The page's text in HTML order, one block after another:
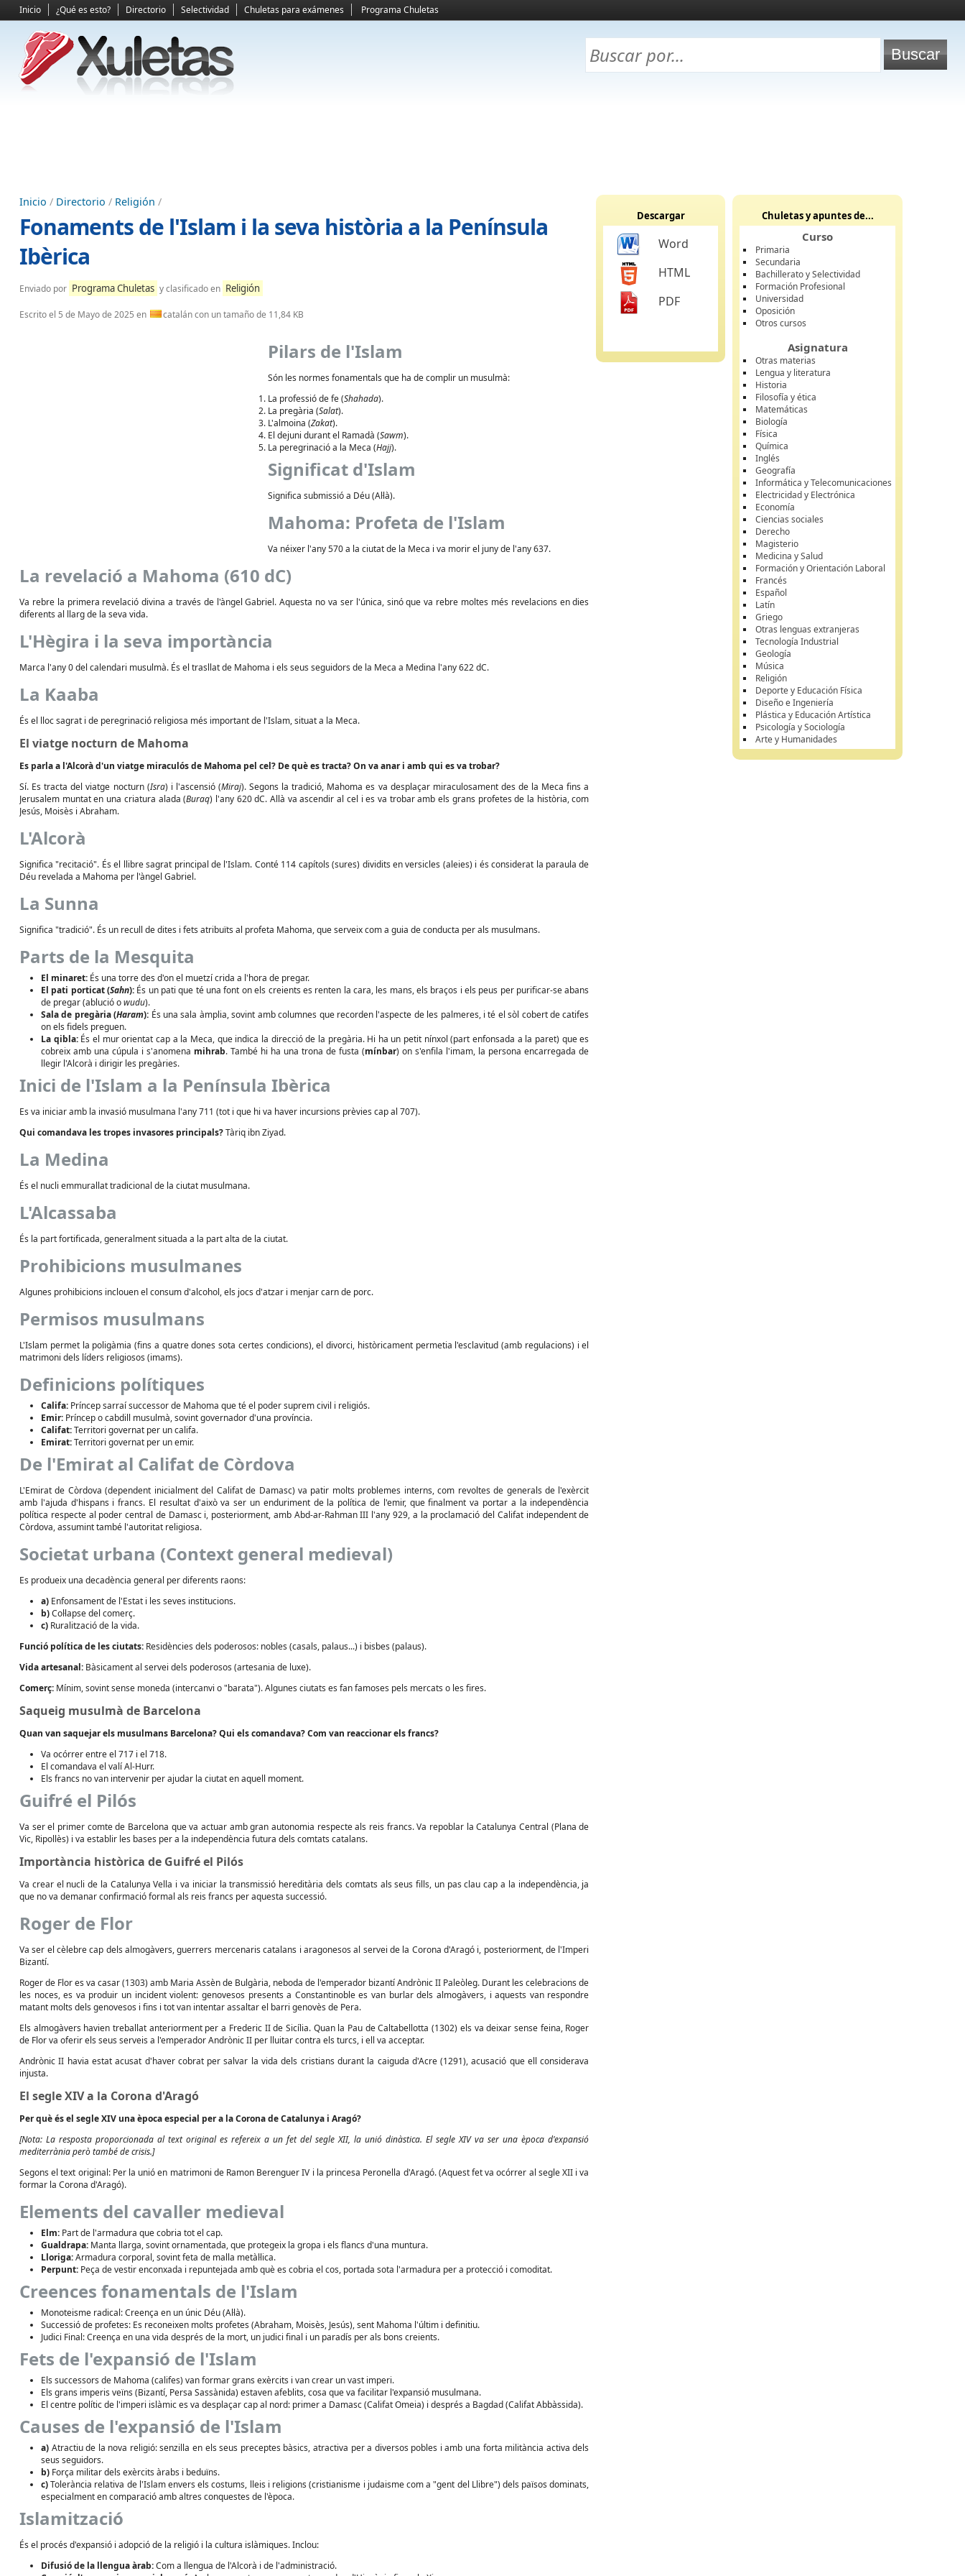
Inicio ¿Qué es esto? Directorio Selectividad Chuletas para exámenes Programa Chuletas
Inicio / Directorio / Religión /
Fonaments de l'Islam i la seva història a la Península
Ibèrica
Enviado por Programa Chuletas y clasificado en Religión
Escrito el 5 de Mayo de 2025 en catalán con un tamaño de 11,84 KB
Pilars de l'Islam
Són les normes fonamentals que ha de complir un musulmà:
La professió de fe (Shahada).
La pregària (Salat).
L'almoina (Zakat).
El dejuni durant el Ramadà (Sawm).
La peregrinació a la Meca (Hajj).
Significat d'Islam
Significa submissió a Déu (Al·là).
Mahoma: Profeta de l'Islam
Va néixer l'any 570 a la ciutat de la Meca i va morir el juny de l'any 637.
La revelació a Mahoma (610 dC)
Va rebre la primera revelació divina a través de l'àngel Gabriel. Aquesta no va ser l'única, sinó que va rebre moltes més revelacions en dies
diferents al llarg de la seva vida.
L'Hègira i la seva importància
Marca l'any 0 del calendari musulmà. És el trasllat de Mahoma i els seus seguidors de la Meca a Medina l'any 622 dC.
La Kaaba
És el lloc sagrat i de peregrinació religiosa més important de l'Islam, situat a la Meca.
El viatge nocturn de Mahoma
Es parla a l'Alcorà d'un viatge miraculós de Mahoma pel cel? De què es tracta? On va anar i amb qui es va trobar?
Sí. Es tracta del viatge nocturn (Isra) i l'ascensió (Miraj). Segons la tradició, Mahoma es va desplaçar miraculosament des de la Meca fins a
Jerusalem muntat en una criatura alada (Buraq) l'any 620 dC. Allà va ascendir al cel i es va trobar amb els grans profetes de la història, com
Jesús, Moisès i Abraham.
L'Alcorà
Significa "recitació". És el llibre sagrat principal de l'Islam. Conté 114 capítols (sures) dividits en versicles (aleies) i és considerat la paraula de
Déu revelada a Mahoma per l'àngel Gabriel.
La Sunna
Significa "tradició". És un recull de dites i fets atribuïts al profeta Mahoma, que serveix com a guia de conducta per als musulmans.
Parts de la Mesquita
El minaret: És una torre des d'on el muetzí crida a l'hora de pregar.
El pati porticat (Sahn): És un pati que té una font on els creients es renten la cara, les mans, els braços i els peus per purificar-se abans
de pregar (ablució owudu).
Sala de pregària (Haram): És una sala àmplia, sovint amb columnes que recorden l'aspecte de les palmeres, i té el sòl cobert de catifes
on els fidels preguen.
La qibla:És el mur orientat cap a la Meca, que indica la direcció de la pregària. Hi ha un petit nínxol (part enfonsada a la paret) que es
cobreix amb una cúpula i s'anomena mihrab. També hi ha una trona de fusta (mínbar) on s'enfila l'imam, la persona encarregada de
llegir l'Alcorà i dirigir les pregàries.
Inici de l'Islam a la Península Ibèrica
Es va iniciar amb la invasió musulmana l'any 711 (tot i que hi va haver incursions prèvies cap al 707).
Qui comandava les tropes invasores principals?Tàriq ibn Ziyad.
La Medina
És el nucli emmurallat tradicional de la ciutat musulmana.
L'Alcassaba
És la part fortificada, generalment situada a la part alta de la ciutat.
Prohibicions musulmanes
Algunes prohibicions inclouen el consum d'alcohol, els jocs d'atzar i menjar carn de porc.
Permisos musulmans
L'Islam permet la poligàmia (fins a quatre dones sota certes condicions), el divorci, històricament permetia l'esclavitud (amb regulacions) i el
matrimoni dels líders religiosos (imams).
Definicions polítiques
Califa: Príncep sarraí successor de Mahoma que té el poder suprem civil i religiós.
Emir: Príncep o cabdill musulmà, sovint governador d'una província.
Califat:Territori governat per un califa.
Emirat:Territori governat per un emir.
De l'Emirat al Califat de Còrdova
L'Emirat de Còrdova (dependent inicialment del Califat de Damasc) va patir molts problemes interns, com revoltes de generals de l'exèrcit
amb l'ajuda d'hispans i francs. El resultat d'això va ser un enduriment de la política de l'emir, que finalment va portar a la independència
política respecte al poder central de Damasc i, posteriorment, amb Abd-ar-Rahman III l'any 929, a la proclamació del Califat independent de
Còrdova, assumint també l'autoritat religiosa.
Societat urbana (Context general medieval)
Es produeix una decadència general per diferents raons:
a) Enfonsament de l'Estat i les seves institucions.
b)Col·lapse del comerç.
c) Ruralització de la vida.
Funció política de les ciutats: Residències dels poderosos: nobles (casals, palaus...) i bisbes (palaus).
Vida artesanal: Bàsicament al servei dels poderosos (artesania de luxe).
Comerç: Mínim, sovint sense moneda (intercanvi o "barata"). Algunes ciutats es fan famoses pels mercats o les fires.
Saqueig musulmà de Barcelona
Quan van saquejar els musulmans Barcelona? Qui els comandava? Com van reaccionar els francs?
Va ocórrer entre el 717 i el 718.
El comandava el valí Al-Hurr.
Els francs no van intervenir per ajudar la ciutat en aquell moment.
Guifré el Pilós
Va ser el primer comte de Barcelona que va actuar amb gran autonomia respecte als reis francs. Va repoblar la Catalunya Central (Plana de
Vic, Ripollès) i va establir les bases per a la independència futura dels comtats catalans.
Importància històrica de Guifré el Pilós
Va crear el nucli de la Catalunya Vella i va iniciar la transmissió hereditària dels comtats als seus fills, un pas clau cap a la independència, ja
que no va demanar confirmació formal als reis francs per aquesta successió.
Roger de Flor
Va ser el cèlebre cap dels almogàvers, guerrers mercenaris catalans i aragonesos al servei de la Corona d'Aragó i, posteriorment, de l'Imperi
Bizantí.
Roger de Flor es va casar (1303) amb Maria Assèn de Bulgària, neboda de l'emperador bizantí Andrònic II Paleòleg. Durant les celebracions de
les noces, es va produir un incident violent: genovesos presents a Constantinoble es van burlar dels almogàvers, i aquests van respondre
matant molts dels genovesos i fins i tot van intentar assaltar el barri genovès de Pera.
Els almogàvers havien treballat anteriorment per a Frederic II de Sicília. Quan la Pau de Caltabellotta (1302) els va deixar sense feina, Roger
de Flor va oferir els seus serveis a l'emperador Andrònic II per lluitar contra els turcs, i ell va acceptar.
Andrònic II havia estat acusat d'haver cobrat per salvar la vida dels cristians durant la caiguda d'Acre (1291), acusació que ell considerava
injusta.
El segle XIV a la Corona d'Aragó
Per què és el segle XIV una època especial per a la Corona de Catalunya i Aragó?
[Nota: La resposta proporcionada al text original es refereix a un fet del segle XII, la unió dinàstica. El segle XIV va ser una època d'expansió
mediterrània però també de crisis.]
Segons el text original: Per la unió en matrimoni de Ramon Berenguer IV i la princesa Peronella d'Aragó. (Aquest fet va ocórrer al segle XII i va
formar la Corona d'Aragó).
Elements del cavaller medieval
Elm: Part de l'armadura que cobria tot el cap.
Gualdrapa: Manta llarga, sovint ornamentada, que protegeix la gropa i els flancs d'una muntura.
Lloriga:Armadura corporal, sovint feta de malla metàl·lica.
Perpunt: Peça de vestir enconxada i repuntejada amb què es cobria el cos, portada sota l'armadura per a protecció i comoditat.
Creences fonamentals de l'Islam
Monoteisme radical: Creença en un únic Déu (Al·là).
Successió de profetes: Es reconeixen molts profetes (Abraham, Moisès, Jesús), sent Mahoma l'últim i definitiu.
Judici Final: Creença en una vida després de la mort, un judici final i un paradís per als bons creients.
Fets de l'expansió de l'Islam
Els successors de Mahoma (califes) van formar grans exèrcits i van crear un vast imperi.
Els grans imperis veïns (Bizantí, Persa Sassànida) estaven afeblits, cosa que va facilitar l'expansió musulmana.
El centre polític de l'imperi islàmic es va desplaçar cap al nord: primer a Damasc (Califat Omeia) i després a Bagdad (Califat Abbàssida).
Causes de l'expansió de l'Islam
a) Atractiu de la nova religió: senzilla en els seus preceptes bàsics, atractiva per a diversos pobles i amb una forta militància activa dels
seus seguidors.
b) Força militar dels exèrcits àrabs i beduïns.
c)Tolerància relativa de l'Islam envers els costums, lleis i religions (cristianisme i judaisme com a "gent del Llibre") dels països dominats,
especialment en comparació amb altres conquestes de l'època.
Islamització
És el procés d'expansió i adopció de la religió i la cultura islàmiques. Inclou:
Difusió de la llengua àrab:Com a llengua de l'Alcorà i de l'administració.
Descargar
Word
HTML
PDF
Chuletas y apuntes de...
Curso
Primaria
Secundaria
Bachillerato y Selectividad
Formación Profesional
Universidad
Oposición
Otros cursos
Asignatura
Otras materias
Lengua y literatura
Historia
Filosofía y ética
Matemáticas
Biología
Física
Química
Inglés
Geografía
Informática y Telecomunicaciones
Electricidad y Electrónica
Economía
Ciencias sociales
Derecho
Magisterio
Medicina y Salud
Formación y Orientación Laboral
Francés
Español
Latín
Griego
Otras lenguas extranjeras
Tecnología Industrial
Geología
Música
Religión
Deporte y Educación Física
Diseño e Ingeniería
Plástica y Educación Artística
Psicología y Sociología
Arte y Humanidades